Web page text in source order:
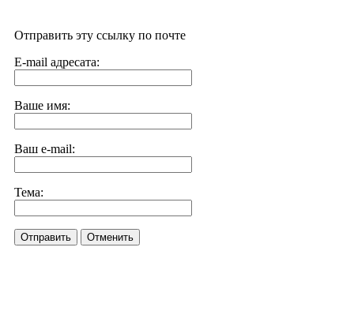
Отправить эту ссылку по почте
E-mail адресата:
Ваше имя:
Ваш e-mail:
Тема:
Отправить Отменить